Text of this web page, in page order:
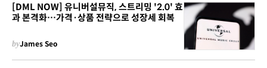
[DML NOW] 유니버설뮤직, 스트리밍 '2.0' 효
과 본격화…가격·상품 전략으로 성장세 회복
byJames Seo